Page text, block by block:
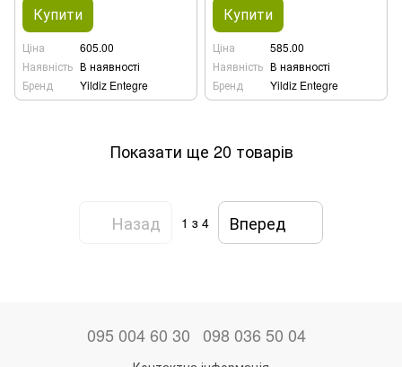
Купити
Ціна
605.00
Наявність В наявності
Бренд
Yildiz Entegre
Купити
Ціна
585.00
Наявність В наявності
Бренд
Yildiz Entegre
Показати ще 20 товарів
Назад 1 з 4 Вперед
095 004 60 30 098 036 50 04